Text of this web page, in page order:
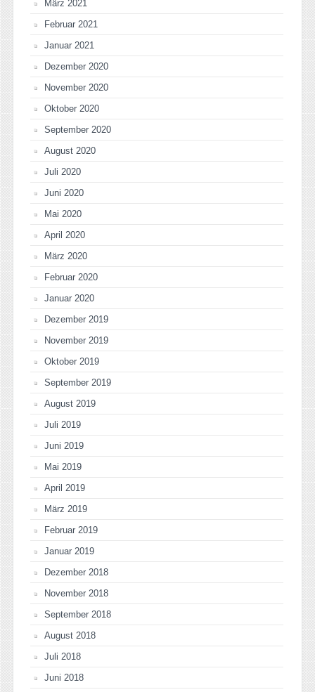
März 2021
Februar 2021
Januar 2021
Dezember 2020
November 2020
Oktober 2020
September 2020
August 2020
Juli 2020
Juni 2020
Mai 2020
April 2020
März 2020
Februar 2020
Januar 2020
Dezember 2019
November 2019
Oktober 2019
September 2019
August 2019
Juli 2019
Juni 2019
Mai 2019
April 2019
März 2019
Februar 2019
Januar 2019
Dezember 2018
November 2018
September 2018
August 2018
Juli 2018
Juni 2018